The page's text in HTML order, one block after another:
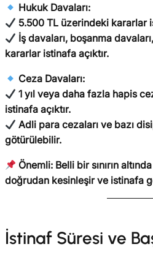
Hukuk Davaları:
5.500 TL üzerindeki kararlar
İş davaları, boşanma
kararlar istinafa açıktır.
Ceza Davaları:
1 yıl veya daha fazla hapis
istinafa açıktır.
Adli para cezaları ve bazı
götürülebilir.
Önemli: Belli bir sınırın
doğrudan kesinleşir ve istinafa
İstinaf Süresi ve